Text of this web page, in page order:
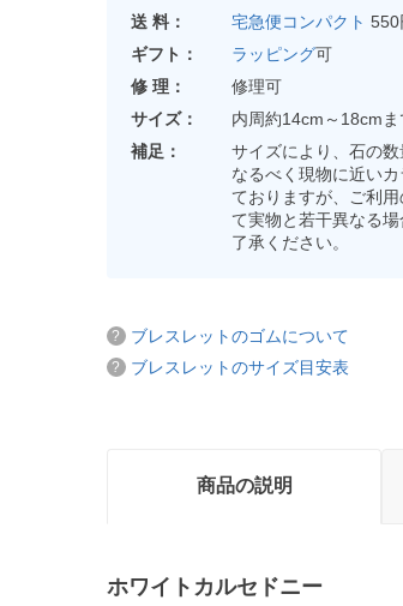
送 料：
宅急便コンパクト 550
ギフト：
ラッピング可
修 理：
修理可
サイズ：
内周約14cm～18cm
補足：
サイズにより、石の数
なるべく現物に近い
ておりますが、ご利
て実物と若干異なる
了承ください。
ブレスレットのゴムについて
ブレスレットのサイズ目安表
商品の説明
ホワイトカルセドニー